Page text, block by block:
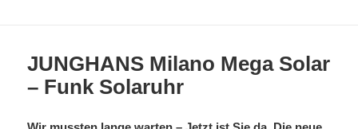
JUNGHANS Milano Mega Solar
– Funk Solaruhr